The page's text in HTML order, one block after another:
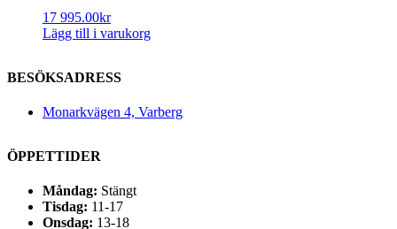
17 995.00kr
Lägg till i varukorg
BESÖKSADRESS
Monarkvägen 4, Varberg
ÖPPETTIDER
Måndag: Stängt
Tisdag: 11-17
Onsdag: 13-18